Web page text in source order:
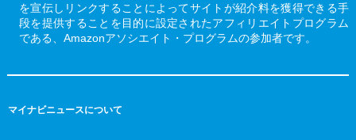
を宣伝しリンクすることによってサイトが紹介料を獲得できる手
段を提供することを目的に設定されたアフィリエイトプログラム
である、Amazonアソシエイト・プログラムの参加者です。
マイナビニュースについて